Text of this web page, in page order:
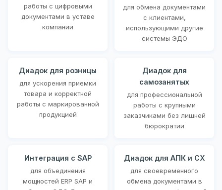
работы с цифровыми
документами в уставе
компании
для обмена документами
с клиентами,
использующими другие
системы ЭДО
Диадок для розницы
для ускорения приемки
товара и корректной
работы с маркированной
продукцией
Диадок для
самозанятых
для профессиональной
работы с крупными
заказчиками без лишней
бюрократии
Интеграция с SAP
для объединения
мощностей ERP SAP и
Диадок для АПК и СХ
для своевременного
обмена документами в